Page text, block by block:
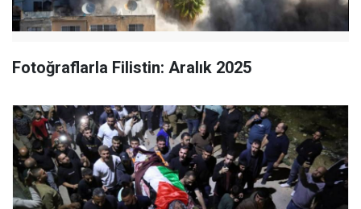
Fotoğraflarla Filistin: Aralık 2025